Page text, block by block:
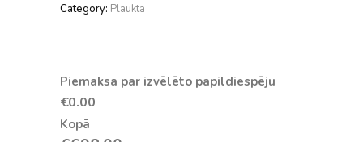
Category: Plaukta
Piemaksa par izvēlēto papildiespēju
€0.00
Kopā